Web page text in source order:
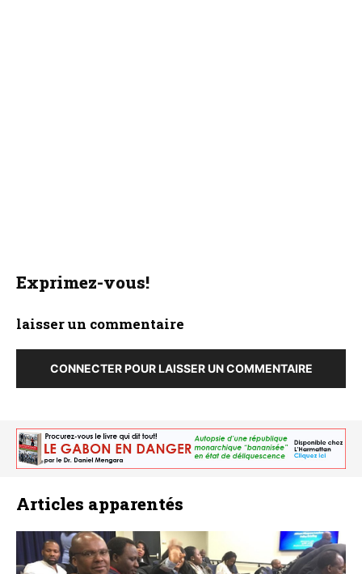
Exprimez-vous!
laisser un commentaire
CONNECTER POUR LAISSER UN COMMENTAIRE
Articles apparentés